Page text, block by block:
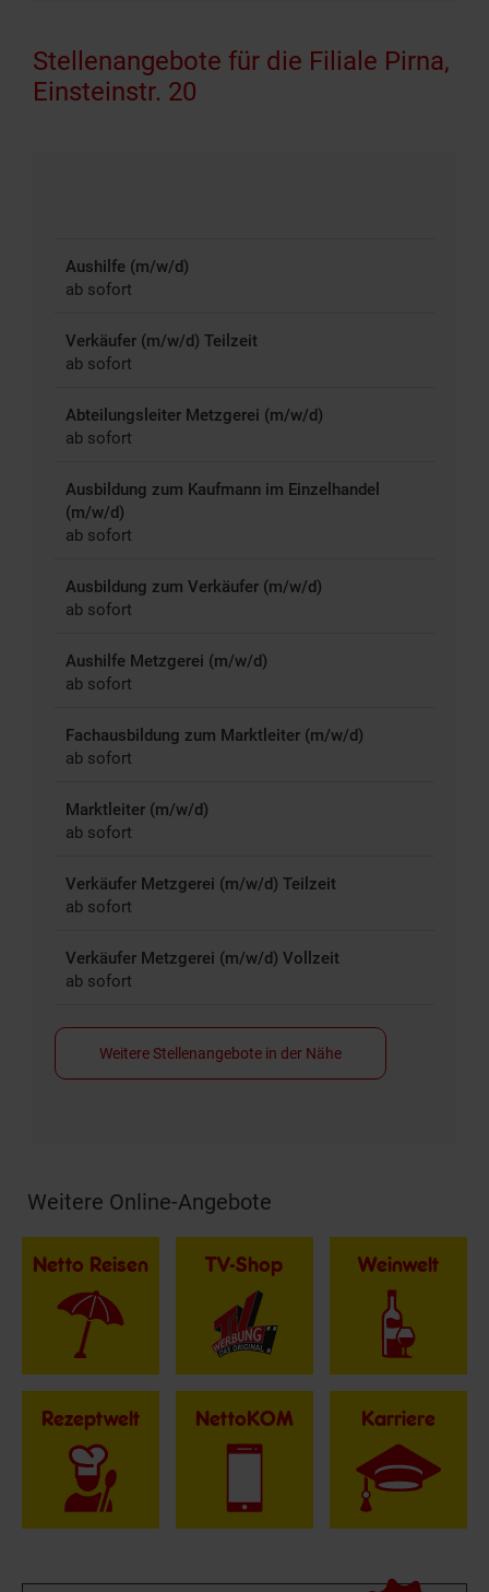
Stellenangebote für die Filiale Pirna,
Einsteinstr. 20
Aushilfe (m/w/d)
ab sofort
Verkäufer (m/w/d) Teilzeit
ab sofort
Abteilungsleiter Metzgerei (m/w/d)
ab sofort
Ausbildung zum Kaufmann im Einzelhandel
(m/w/d)
ab sofort
Ausbildung zum Verkäufer (m/w/d)
ab sofort
Aushilfe Metzgerei (m/w/d)
ab sofort
Fachausbildung zum Marktleiter (m/w/d)
ab sofort
Marktleiter (m/w/d)
ab sofort
Verkäufer Metzgerei (m/w/d) Teilzeit
ab sofort
Verkäufer Metzgerei (m/w/d) Vollzeit
ab sofort
Weitere Stellenangebote in der Nähe
Fußzeile
Weitere Online-Angebote
Netto Reisen TV-Shop Weinwelt
Rezeptwelt NettoKOM Karriere